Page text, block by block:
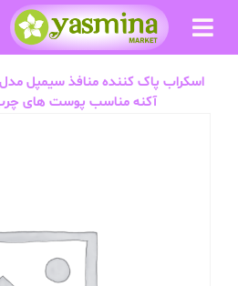
آکنه مناسب پوست های چرب 150 میلی